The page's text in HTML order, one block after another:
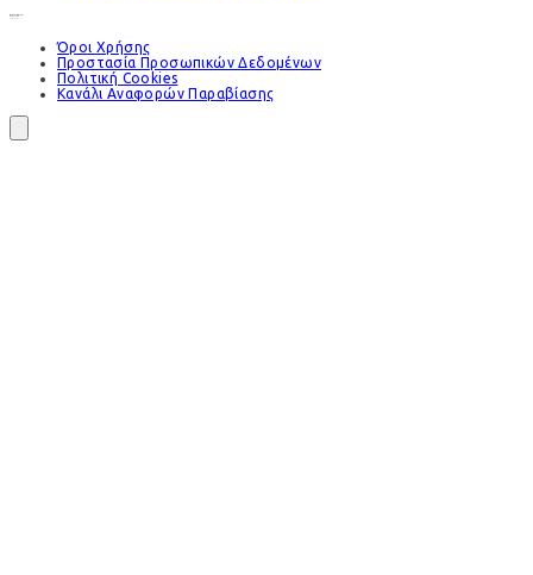
Όροι Χρήσης
Προστασία Προσωπικών Δεδομένων
Πολιτική Cookies
Κανάλι Αναφορών Παραβίασης